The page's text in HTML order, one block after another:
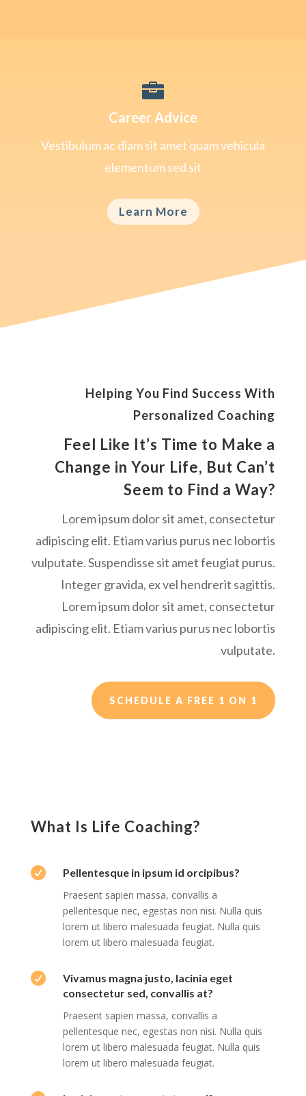

Career Advice
Vestibulum ac diam sit amet quam vehicula
elementum sed sit
Learn More
Helping You Find Success With
Personalized Coaching
Feel Like It’s Time to Make a
Change in Your Life, But Can’t
Seem to Find a Way?
Lorem ipsum dolor sit amet, consectetur
adipiscing elit. Etiam varius purus nec lobortis
vulputate. Suspendisse sit amet feugiat purus.
Integer gravida, ex vel hendrerit sagittis.
Lorem ipsum dolor sit amet, consectetur
adipiscing elit. Etiam varius purus nec lobortis
vulputate.
SCHEDULE A FREE 1 ON 1
What Is Life Coaching?

Pellentesque in ipsum id orcipibus?
Praesent sapien massa, convallis a
pellentesque nec, egestas non nisi. Nulla quis
lorem ut libero malesuada feugiat. Nulla quis
lorem ut libero malesuada feugiat.

Vivamus magna justo, lacinia eget
consectetur sed, convallis at?
Praesent sapien massa, convallis a
pellentesque nec, egestas non nisi. Nulla quis
lorem ut libero malesuada feugiat. Nulla quis
lorem ut libero malesuada feugiat.